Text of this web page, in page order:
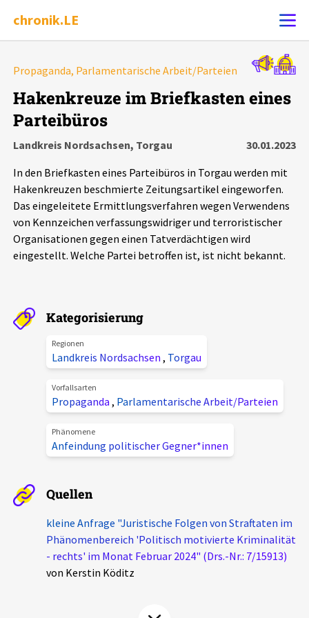
chronik.LE
Ereignis melden
Chronik
Leipziger Zustände
Schlaglichter
Aktuelles
Alle Beiträge
Veranstaltungen
Pressemitteilungen
Podcasts
Über uns
Projektbeschreibung
Kontakt
Unterstützer_innen
Spenden
Propaganda, Parlamentarische Arbeit/Parteien
Hakenkreuze im Briefkasten eines
Parteibüros
Landkreis Nordsachsen, Torgau
30.01.2023
In den Briefkasten eines Parteibüros in Torgau werden mit
Hakenkreuzen beschmierte Zeitungsartikel eingeworfen.
Das eingeleitete Ermittlungsverfahren wegen Verwendens
von Kennzeichen verfassungswidriger und terroristischer
Organisationen gegen einen Tatverdächtigen wird
eingestellt. Welche Partei betroffen ist, ist nicht bekannt.
Kategorisierung
Regionen
Landkreis Nordsachsen , Torgau
Vorfallsarten
Propaganda , Parlamentarische Arbeit/Parteien
Phänomene
Anfeindung politischer Gegner*innen
Quellen
kleine Anfrage "Juristische Folgen von Straftaten im
Phänomenbereich 'Politisch motivierte Kriminalität
- rechts' im Monat Februar 2024" (Drs.-Nr.: 7/15913)
von Kerstin Köditz
Alle Ereignisse
Ereignisse
Ereignisse